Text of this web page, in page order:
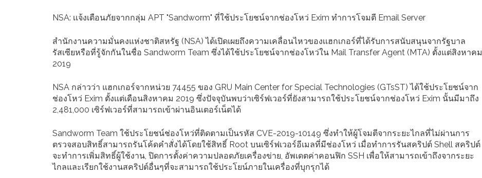
NSA: เเจ้งเตือนภัยจากกลุ่ม APT "Sandworm" ที่ใช้ประโยชน์จากช่องโหว่ Exim ทำการโจมตี Email Server
สำนักงานความมั่นคงแห่งชาติสหรัฐ (NSA) ได้เปิดเผยถึงความเคลื่อนไหวของเเฮกเกอร์ที่ได้รับการสนับสนุนจากรัฐบาล
รัสเซียหรือที่รู้จักกันในชื่อ Sandworm Team ซึ่งได้ใช้ประโยชน์จากช่องโหว่ใน Mail Transfer Agent (MTA) ตั้งแต่สิงหาคม
2019
NSA กล่าวว่า แฮกเกอร์จากหน่วย 74455 ของ GRU Main Center for Special Technologies (GTsST) ได้ใช้ประโยชน์จาก
ช่องโหว่ Exim ตั้งเเต่เดือนสิงหาคม 2019 ซึ่งปัจจุบันพบว่าเซิร์ฟเวอร์ที่ยังสามารถใช้ประโยชน์จากช่องโหว่ Exim นั้นมีมาถึง
2,481,000 เซิร์ฟเวอร์ที่สามารถเข้าผ่านอินเตอร์เน็ตได้
Sandworm Team ใช้ประโยชน์ช่องโหว่ที่ติดตามเป็นรหัส CVE-2019-10149 ซึ่งทำให้ผู้โจมตีจากระยะไกลที่ไม่ผ่านการ
ตรวจสอบสิทธิ์สามารถรันโค้ดคำสั่งได้โดยใช้สิทธิ์ Root บนเซิร์ฟเวอร์อีเมลที่มีช่องโหว่ เมื่อทำการรันสคริปต์ Shell สคริปต์
จะทำการเพิ่มสิทธิ์ผู้ใช้งาน, ปิดการตั้งค่าความปลอดภัยเครื่องข่าย, อัพเดตค่าคอนฟิก SSH เพื่อให้สามารถเข้าถึงจากระยะ
ไกลและเรียกใช้งานสคริปต์อื่นๆที่จะสามารถใช้ประโยน์ภายในเครื่องที่บุกรุกได้